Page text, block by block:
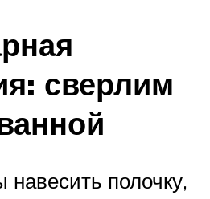
сверлим
навесить полочку,